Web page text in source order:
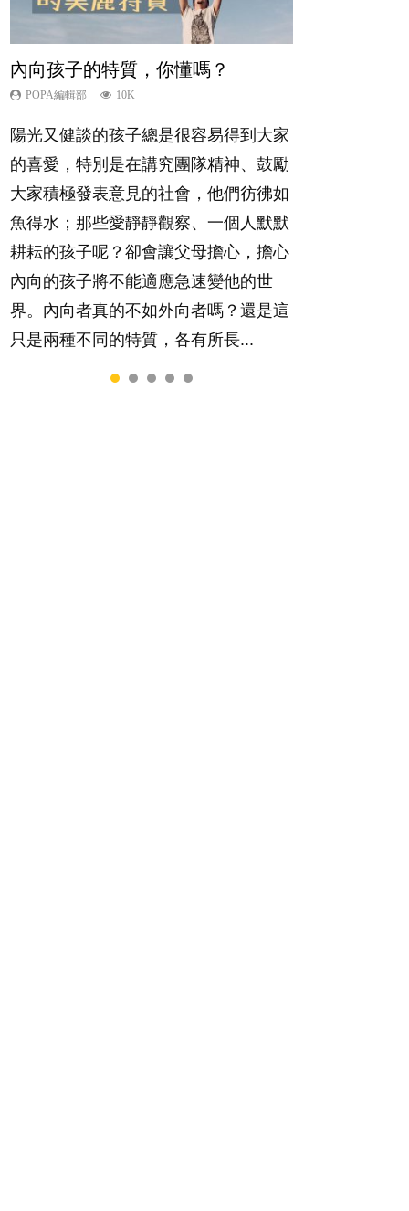
內向孩子的特質，你懂嗎？
POPA編輯部 10K
陽光又健談的孩子總是很容易得到大家
的喜愛，特別是在講究團隊精神、鼓勵
大家積極發表意見的社會，他們彷彿如
魚得水；那些愛靜靜觀察、一個人默默
耕耘的孩子呢？卻會讓父母擔心，擔心
內向的孩子將不能適應急速變他的世
界。內向者真的不如外向者嗎？還是這
只是兩種不同的特質，各有所長...
孩子能力天注定？
POPA編輯部 7.9K
很多父母都希望孩子係個「叻仔叻
女」，學業別太差，日常自理井井有
條。這樣的孩子是萬中無一，還是魚與
熊掌，不能兼得？...
愛孩子也別忘了愛自己，父母如何
關顧自己的身心靈？
照顧孩子衣食住行、陪同兒女應對功課
測驗，還要陪玩製造親子時間，尚要處
理家中雜項要務……當父母的，有千百
個任務要做。可惜，有一樣重要至極
的，總被遺漏——關注自己的情緒和心
理健康。...
夫妻必看！經營婚姻，沒捷徑
POPA編輯部 22.9K
你是不是也曾經以為只要跟相愛的人結
婚，就自然能走到白頭，但生了孩子卻
發現事情不如你所料？ 經營婚姻，不
如我們想像的簡單，卻也不是大家說得
那麼難。一起來認識婚姻的真相！...
想孩子學好外語，點做好？
POPA編輯部 9.9K
有人話學多種語言越早開始越好，有人
卻說一時間太多語言，會令孩子感到混
淆，到底誰是誰非？聽聽專家怎樣說，
解開語言學習的迷思～...